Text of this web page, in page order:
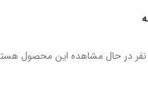
نفر در حال مشاهده این محصول